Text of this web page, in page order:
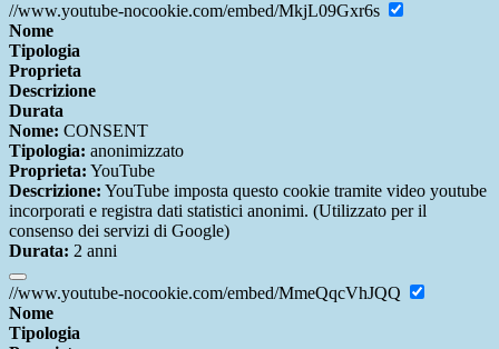
//www.youtube-nocookie.com/embed/MkjL09Gxr6s
Nome
Tipologia
Proprieta
Descrizione
Durata
Nome: CONSENT
Tipologia: anonimizzato
Proprieta: YouTube
Descrizione: YouTube imposta questo cookie tramite video youtube
incorporati e registra dati statistici anonimi. (Utilizzato per il
consenso dei servizi di Google)
Durata: 2 anni
//www.youtube-nocookie.com/embed/MmeQqcVhJQQ
Nome
Tipologia